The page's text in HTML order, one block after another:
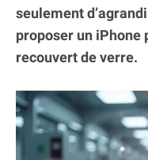
seulement
proposer un
recouvert de verre.